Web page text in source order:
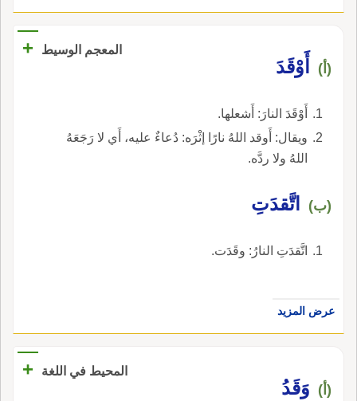
المعجم الوسيط +
(أ) أَوْقَدَ
أَوْقَدَ النارَ: أَشعلها.
ويقال: أَوقد اللهُ نارًا إثْرَه: دُعاءٌ عليه، أَي لا رَجَعَهُ
اللهُ ولا ردَّه.
(ب) اتَّقدَتِ
اتَّقدَتِ النارُ: وقَدَت.
عرض المزيد
المحيط في اللغة +
(أ) وَقَدُ